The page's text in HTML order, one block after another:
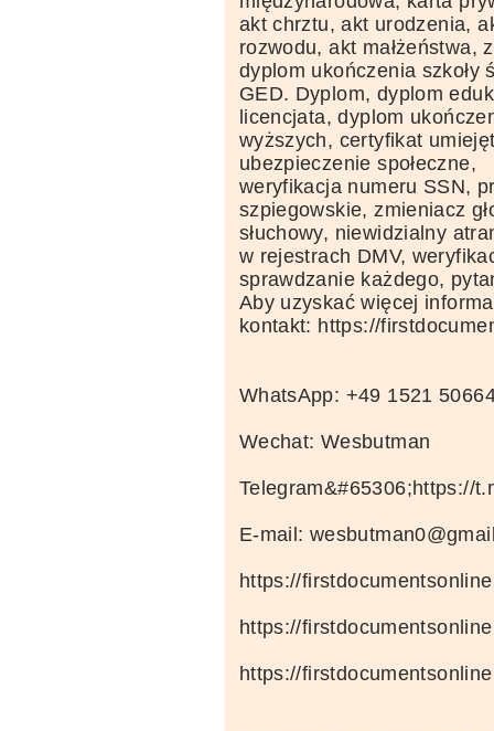
akt chrztu, akt urodzenia,
rozwodu, akt małżeństwa,
dyplom ukończenia szkoły
GED. Dyplom, dyplom
licencjata, dyplom
wyższych, certyfikat
ubezpieczenie społeczne,
weryfikacja numeru SSN,
szpiegowskie, zmieniacz
słuchowy, niewidzialny
w rejestrach DMV,
sprawdzanie każdego,
Aby uzyskać więcej
kontakt: https://
WhatsApp: +49 1521
Wechat: Wesbutman
Telegram&#65306;https://
E-mail:
https://
https://
https://